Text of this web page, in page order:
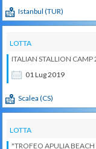
Istanbul (TUR)
LOTTA
01 Lug2019
ITALIAN STALLION
Scalea (CS)
LOTTA
"TROFEO APULIA